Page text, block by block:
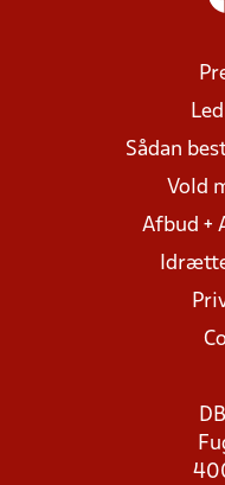
Sådan
Vold
Afbud +